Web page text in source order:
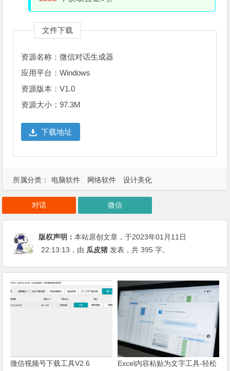
文件下载
资源名称：微信对话生成器
应用平台：Windows
资源版本：V1.0
资源大小：97.3M
下载地址
所属分类： 电脑软件 网络软件 设计美化
对话 微信
版权声明：本站原创文章，于2023年01月11日
22:13:13 ，由 瓜皮猪 发表，共 395 字。
微信视频号下载工具V2.6
Excel内容粘贴为文字工具-轻松